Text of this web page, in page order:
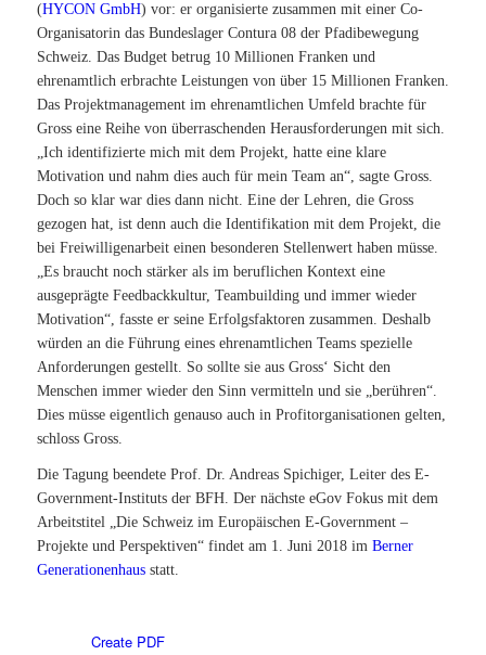
(HYCON GmbH) vor: er organisierte zusammen mit einer Co-
Organisatorin das Bundeslager Contura 08 der Pfadibewegung
Schweiz. Das Budget betrug 10 Millionen Franken und
ehrenamtlich erbrachte Leistungen von über 15 Millionen Franken.
Das Projektmanagement im ehrenamtlichen Umfeld brachte für
Gross eine Reihe von überraschenden Herausforderungen mit sich.
„Ich identifizierte mich mit dem Projekt, hatte eine klare
Motivation und nahm dies auch für mein Team an“, sagte Gross.
Doch so klar war dies dann nicht. Eine der Lehren, die Gross
gezogen hat, ist denn auch die Identifikation mit dem Projekt, die
bei Freiwilligenarbeit einen besonderen Stellenwert haben müsse.
„Es braucht noch stärker als im beruflichen Kontext eine
ausgeprägte Feedbackkultur, Teambuilding und immer wieder
Motivation“, fasste er seine Erfolgsfaktoren zusammen. Deshalb
würden an die Führung eines ehrenamtlichen Teams spezielle
Anforderungen gestellt. So sollte sie aus Gross‘ Sicht den
Menschen immer wieder den Sinn vermitteln und sie „berühren“.
Dies müsse eigentlich genauso auch in Profitorganisationen gelten,
schloss Gross.
Die Tagung beendete Prof. Dr. Andreas Spichiger, Leiter des E-
Government-Instituts der BFH. Der nächste eGov Fokus mit dem
Arbeitstitel „Die Schweiz im Europäischen E-Government –
Projekte und Perspektiven“ findet am 1. Juni 2018 im Berner
Generationenhaus statt.
Create PDF